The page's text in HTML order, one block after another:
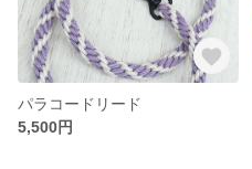
パラコードリード
5,500円